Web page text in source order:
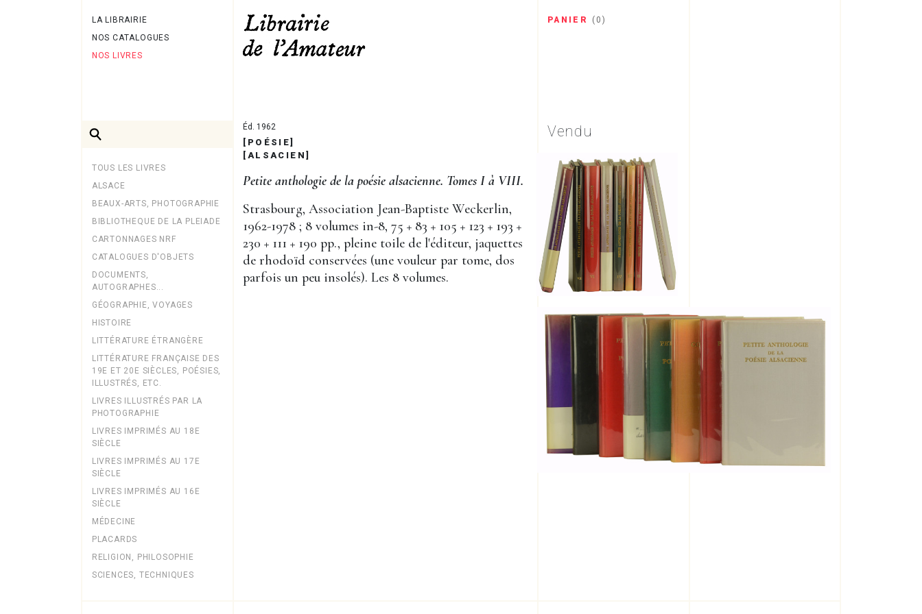
LA LIBRAIRIE
NOS CATALOGUES
NOS LIVRES
TOUS LES LIVRES
ALSACE
BEAUX-ARTS, PHOTOGRAPHIE
BIBLIOTHEQUE DE LA PLEIADE
CARTONNAGES NRF
CATALOGUES D'OBJETS
DOCUMENTS,
AUTOGRAPHES...
GÉOGRAPHIE, VOYAGES
HISTOIRE
LITTÉRATURE ÉTRANGÈRE
LITTÉRATURE FRANÇAISE DES
19E ET 20E SIÈCLES, POÉSIES,
ILLUSTRÉS, ETC.
LIVRES ILLUSTRÉS PAR LA
PHOTOGRAPHIE
LIVRES IMPRIMÉS AU 18E
SIÈCLE
LIVRES IMPRIMÉS AU 17E
SIÈCLE
LIVRES IMPRIMÉS AU 16E
SIÈCLE
MÉDECINE
PLACARDS
RELIGION, PHILOSOPHIE
SCIENCES, TECHNIQUES
PANIER ( 0)
Éd. 1962
[POÉSIE]
[ALSACIEN]
Petite anthologie de la poésie alsacienne. Tomes I à VIII.
Strasbourg, Association Jean-Baptiste Weckerlin,
1962-1978 ; 8 volumes in-8, 75 + 83 + 105 + 123 + 193 +
230 + 111 + 190 pp., pleine toile de l'éditeur, jaquettes
de rhodoïd conservées (une vouleur par tome, dos
parfois un peu insolés). Les 8 volumes.
Vendu